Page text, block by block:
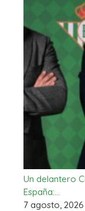
Un delantero
España:…
7 agosto, 2026